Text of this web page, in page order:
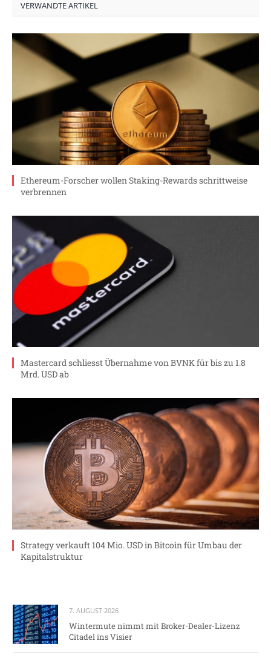
VERWANDTE ARTIKEL
Ethereum-Forscher wollen Staking-Rewards schrittweise
verbrennen
Mastercard schliesst Übernahme von BVNK für bis zu 1.8
Mrd. USD ab
Strategy verkauft 104 Mio. USD in Bitcoin für Umbau der
Kapitalstruktur
7. AUGUST 2026
Wintermute nimmt mit Broker-Dealer-Lizenz
Citadel ins Visier